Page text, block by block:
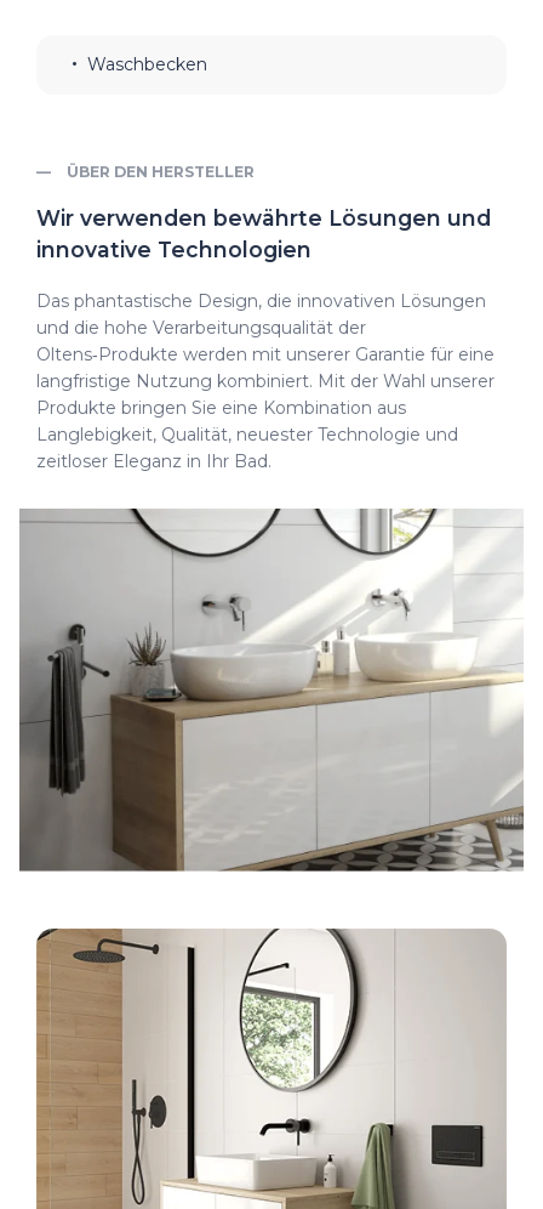
Waschbecken
ÜBER DEN HERSTELLER
Wir verwenden bewährte Lösungen und
innovative Technologien
Das phantastische Design, die innovativen Lösungen
und die hohe Verarbeitungsqualität der
Oltens‑Produkte werden mit unserer Garantie für eine
langfristige Nutzung kombiniert. Mit der Wahl unserer
Produkte bringen Sie eine Kombination aus
Langlebigkeit, Qualität, neuester Technologie und
zeitloser Eleganz in Ihr Bad.